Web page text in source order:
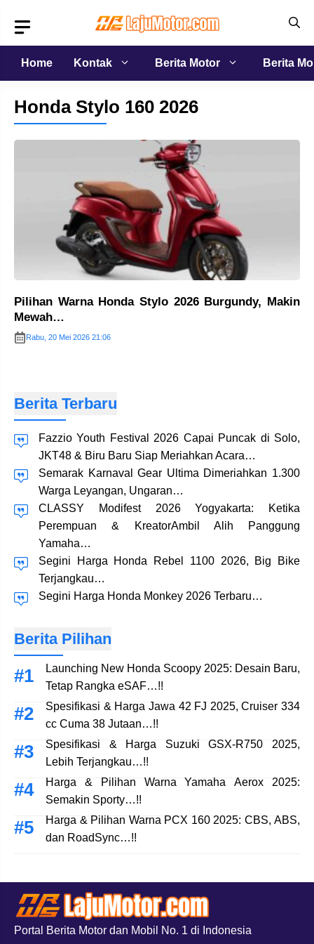
isi
Home
Kontak Berita Motor Berita
Honda Stylo 160 2026
Pilihan Warna Honda Stylo 2026 Burgundy, Makin
Mewah…
Rabu, 20 Mei 2026 21:06
Berita Terbaru
Fazzio Youth Festival 2026 Capai Puncak di Solo,
JKT48 & Biru Baru Siap Meriahkan Acara…
Semarak Karnaval Gear Ultima Dimeriahkan 1.300
Warga Leyangan, Ungaran…
CLASSY Modifest 2026 Yogyakarta: Ketika
Perempuan & KreatorAmbil Alih Panggung
Yamaha…
Segini Harga Honda Rebel 1100 2026, Big Bike
Terjangkau…
Segini Harga Honda Monkey 2026 Terbaru…
Berita Pilihan
Launching New Honda Scoopy 2025: Desain Baru,
Tetap Rangka eSAF…!!
Spesifikasi & Harga Jawa 42 FJ 2025, Cruiser 334
cc Cuma 38 Jutaan…!!
Spesifikasi & Harga Suzuki GSX-R750 2025,
Lebih Terjangkau…!!
Harga & Pilihan Warna Yamaha Aerox 2025:
Semakin Sporty…!!
Harga & Pilihan Warna PCX 160 2025: CBS, ABS,
dan RoadSync…!!
Portal Berita Motor dan Mobil No. 1 di Indonesia